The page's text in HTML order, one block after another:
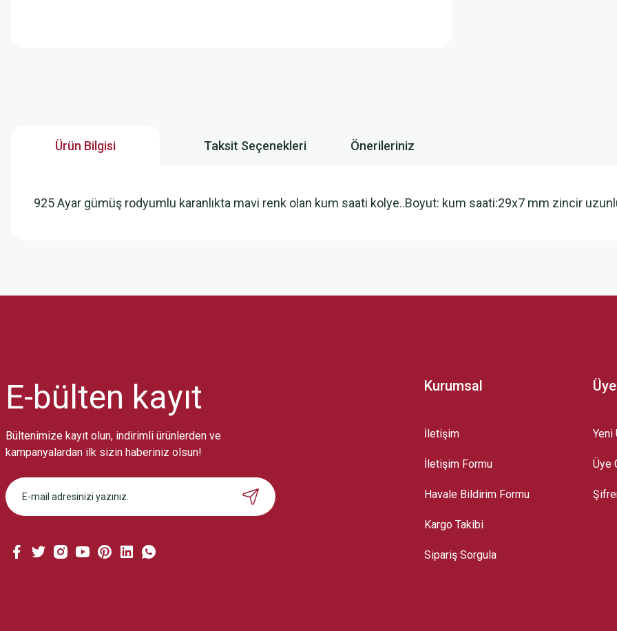
Ürün Bilgisi Taksit Seçenekleri Önerileriniz
925 Ayar gümüş rodyumlu karanlıkta mavi renk olan kum saati kolye..Boyut: kum saati:29x7 mm zincir
Bu ürüne benzer farklı alternatifler olmalı.
Gönder
E-bülten kayıt
Bültenimize kayıt olun, indirimli ürünlerden ve
kampanyalardan ilk sizin haberiniz olsun!
Kurumsal
İletişim
İletişim Formu
Havale Bildirim Formu
Kargo Takibi
Sipariş Sorgula
Yeni
Üye